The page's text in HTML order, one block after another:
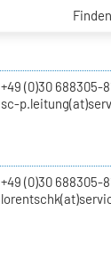
Finden
+49 (0)30 688305-
sc-
+49 (0)30 688305-